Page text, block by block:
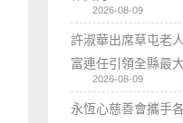
2026-08-09
許淑華出席草屯老
富連任引領全縣最
2026-08-09
永恆心慈善會攜手